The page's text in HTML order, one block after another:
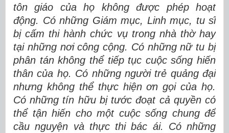
tôn giáo của họ không được phép hoạt
động. Có những Giám mục, Linh mục, tu sĩ
bị cấm thi hành chức vụ trong nhà thờ hay
tại những nơi công cộng. Có những nữ tu bị
phân tán không thể tiếp tục cuộc sống hiến
thân của họ. Có những người trẻ quảng đại
nhưng không thể thực hiện ơn gọi của họ.
Có những tín hữu bị tước đoạt cả quyền có
thể tận hiến cho một cuộc sống chung để
cầu nguyện và thực thi bác ái. Có những